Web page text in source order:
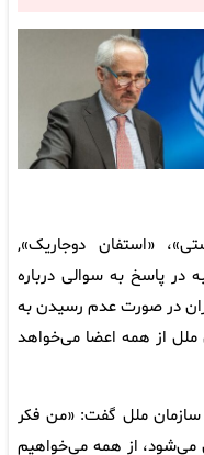
«استفان دوجاریک»,
پاسخ به سوالی درباره
در صورت عدم رسیدن به
ملل از همه اعضا می‌خواهد
ملل گفت: «من فکر
می‌شود، از همه می‌خواهیم